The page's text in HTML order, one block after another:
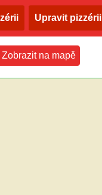
Upravit pizzérii
Zobrazit na mapě